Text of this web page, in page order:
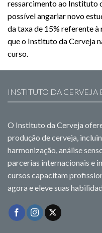
ressarcimento ao Instituto
possível angariar novo
da taxa de 15% referente
que o Instituto da Cerveja
curso.
INSTITUTO DA CERVEJA
O Instituto da Cerveja
produção de cerveja,
harmonização, análise
parcerias internacionais e
cursos capacitam
agora e eleve suas